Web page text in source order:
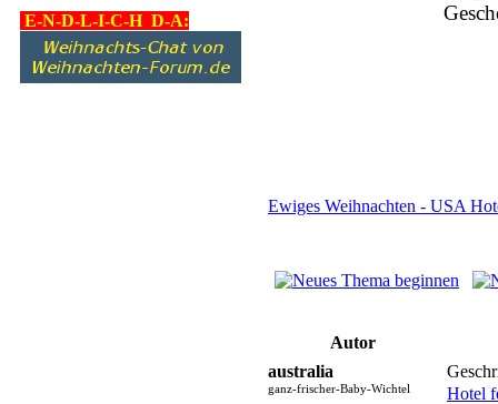
E-N-D-L-I-C-H D-A:
Ewiges Weihnachten - USA
Autor
australia
ganz-frischer-Baby-Wichtel
Hotel